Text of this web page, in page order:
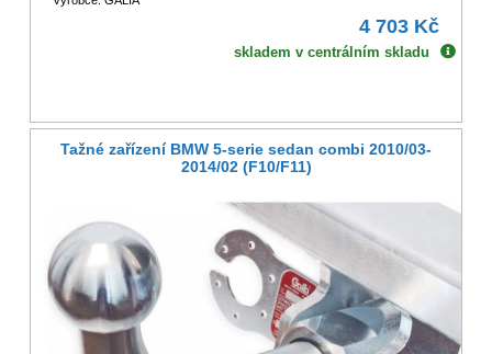
4 703 Kč
skladem v centrálním skladu
Tažné zařízení BMW 5-serie sedan combi 2010/03-
2014/02 (F10/F11)